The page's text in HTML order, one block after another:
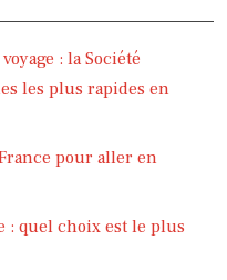
: la Société
les plus rapides en
pour aller en
: quel choix est le plus